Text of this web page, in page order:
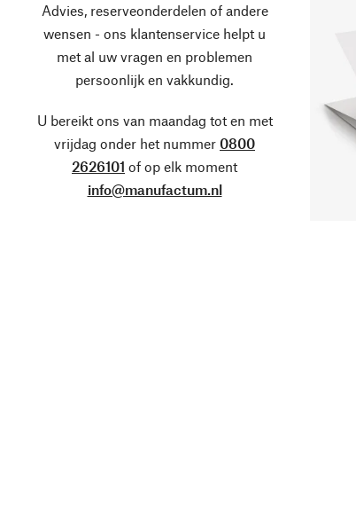
Advies, reserveonderdelen of andere
wensen - ons klantenservice helpt u
met al uw vragen en problemen
persoonlijk en vakkundig.
U bereikt ons van maandag tot en met
vrijdag onder het nummer 0800
2626101 of op elk moment
info@manufactum.nl